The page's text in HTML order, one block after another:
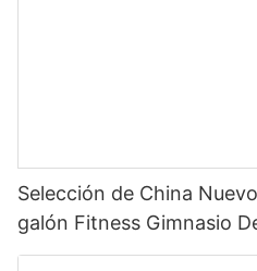
Selección de China
galón Fitness Gimnasio
motivacional de plástico